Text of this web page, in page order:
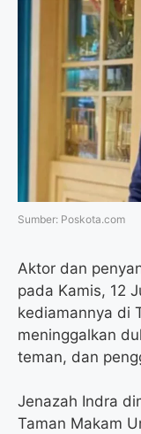
Sumber: Poskota.com
Aktor dan
pada Kamis, 12
kediamannya di
meninggalkan
teman, dan
Jenazah Indra
Taman Makam